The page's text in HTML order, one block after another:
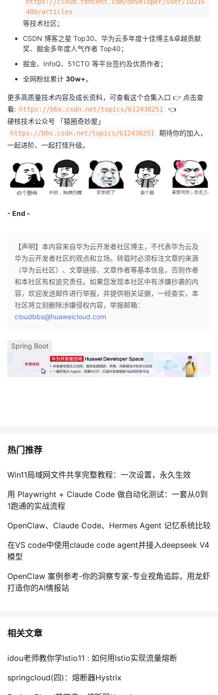
480/articles
等技术社区；
CSDN 博客之星 Top30、华为云多年度十佳博主&卓越贡献
奖、掘金多年度人气作者 Top40；
掘金、InfoQ、51CTO 等平台签约及优质作者；
全网粉丝累计 30w+。
更多高质量技术内容及成长资料，可查看这个合集入口 👉 点击查
看: https://bbs.csdn.net/topics/612438251
👈️
硬核技术公众号 「猿圈奇妙屋」
https://bbs.csdn.net/topics/612438251
期待你的加入，
一起进阶、一起打怪升级。
- End -
【声明】本内容来自华为云开发者社区博主，不代表华为云及
华为云开发者社区的观点和立场。转载时必须标注文章的来源
（华为云社区）、文章链接、文章作者等基本信息，否则作者
和本社区有权追究责任。如果您发现本社区中有涉嫌抄袭的内
容，欢迎发送邮件进行举报，并提供相关证据，一经查实，本
社区将立刻删除涉嫌侵权内容，举报邮箱：
cloudbbs@huaweicloud.com
Spring Boot
热门推荐
Win11局域网文件共享完整教程：一次设置，永久生效
用 Playwright + Claude Code 做自动化测试：一套从0到
1跑通的实战流程
OpenClaw、Claude Code、Hermes Agent 记忆系统比较
在VS code中使用claude code agent并接入deepseek V4
模型
OpenClaw 案例参考-你的洞察专家-专业视角追踪，用龙虾
打造你的AI情报站
相关文章
idou老师教你学Istio11 : 如何用Istio实现流量熔断
springcloud(四)：熔断器Hystrix